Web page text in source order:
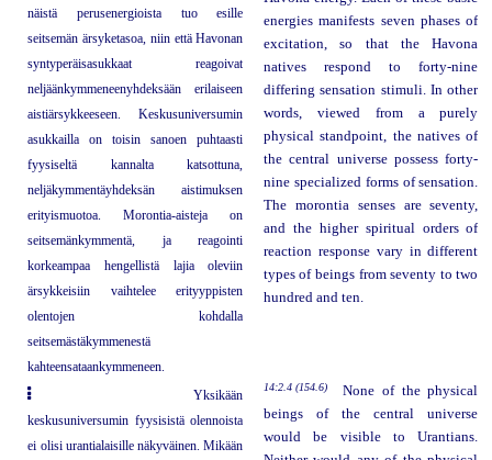
näistä perusenergioista tuo esille
seitsemän ärsyketasoa, niin että Havonan
syntyperäisasukkaat reagoivat
neljäänkymmeneenyhdeksään erilaiseen
aistiärsykkeeseen. Keskusuniversumin
asukkailla on toisin sanoen puhtaasti
fyysiseltä kannalta katsottuna,
neljäkymmentäyhdeksän aistimuksen
erityismuotoa. Morontia-aisteja on
seitsemänkymmentä, ja reagointi
korkeampaa hengellistä lajia oleviin
ärsykkeisiin vaihtelee erityyppisten
olentojen kohdalla
seitsemästäkymmenestä
kahteensataankymmeneen.
energies manifests seven phases of
excitation, so that the Havona
natives respond to forty-nine
differing sensation stimuli. In other
words, viewed from a purely
physical standpoint, the natives of
the central universe possess forty-
nine specialized forms of sensation.
The morontia senses are seventy,
and the higher spiritual orders of
reaction response vary in different
types of beings from seventy to two
hundred and ten.
Yksikään
keskusuniversumin fyysisistä olennoista
ei olisi urantialaisille näkyväinen. Mikään
14:2.4 (154.6)
None of the physical
beings of the central universe
would be visible to Urantians.